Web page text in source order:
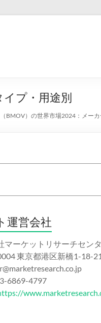
プ・用途別
BMOV）の世界市場2024：メー
運営会社
マーケットリサーチセン
東京都港区新橋1-18-21
6869-4797